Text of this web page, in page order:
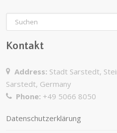
Kontakt
Address: Stadt Sarstedt,
Sarstedt, Germany
Phone: +49 5066 8050
Datenschutzerklärung